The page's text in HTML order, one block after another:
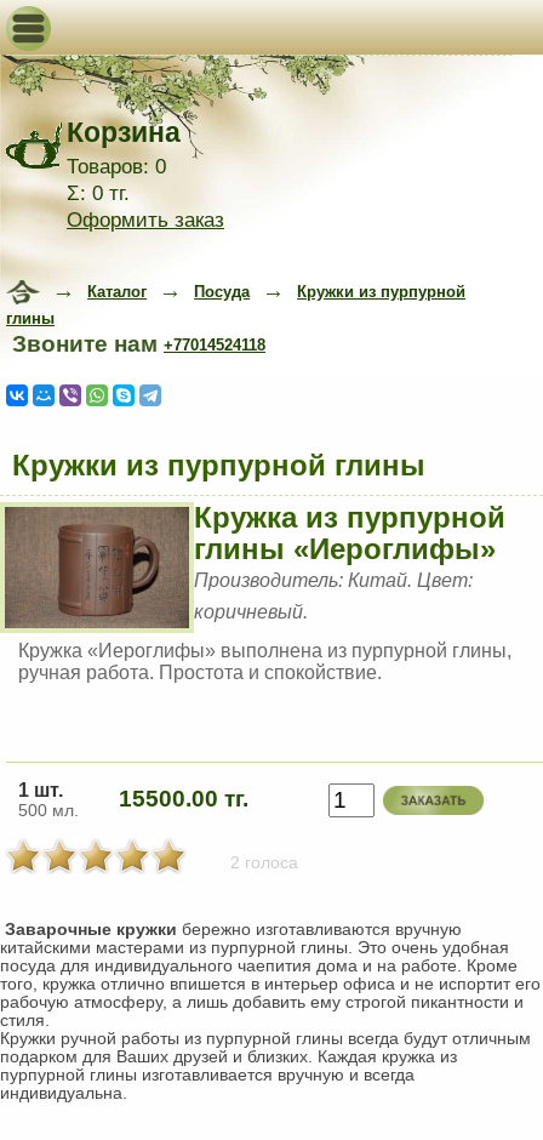
Корзина
Товаров: 0
Σ: 0 тг.
Оформить заказ
→Каталог →Посуда→Кружки из пурпурной
глины
Звоните нам +77014524118
Кружки из пурпурной глины
Кружка из пурпурной
глины «Иероглифы»
Производитель: Китай. Цвет:
коричневый.
Кружка «Иероглифы» выполнена из пурпурной глины,
ручная работа. Простота и спокойствие.
1 шт.
500 мл. 15500.00 тг.
2 голоса
Заварочные кружки бережно изготавливаются вручную
китайскими мастерами из пурпурной глины. Это очень удобная
посуда для индивидуального чаепития дома и на работе. Кроме
того, кружка отлично впишется в интерьер офиса и не испортит его
рабочую атмосферу, а лишь добавить ему строгой пикантности и
стиля.
Кружки ручной работы из пурпурной глины всегда будут отличным
подарком для Ваших друзей и близких. Каждая кружка из
пурпурной глины изготавливается вручную и всегда
индивидуальна.